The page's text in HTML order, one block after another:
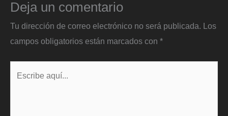
Deja un comentario
Tu dirección de correo electrónico no será publicada.
Los
campos obligatorios están marcados con *